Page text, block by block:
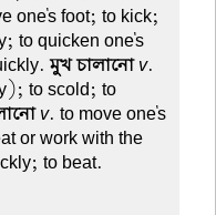
one's foot; to kick;
to quicken one's
মুখ চালানো v.
to scold; to
v. to move one's
or work with the
to beat.